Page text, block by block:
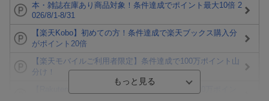
本・雑誌在庫あり商品対象！条件達成でポイント最大10倍 2
026/8/1-8/31
【楽天Kobo】初めての方！条件達成で楽天ブックス購入分
がポイント20倍
【楽天モバイルご利用者限定】条件達成で100万ポイント山
分け！